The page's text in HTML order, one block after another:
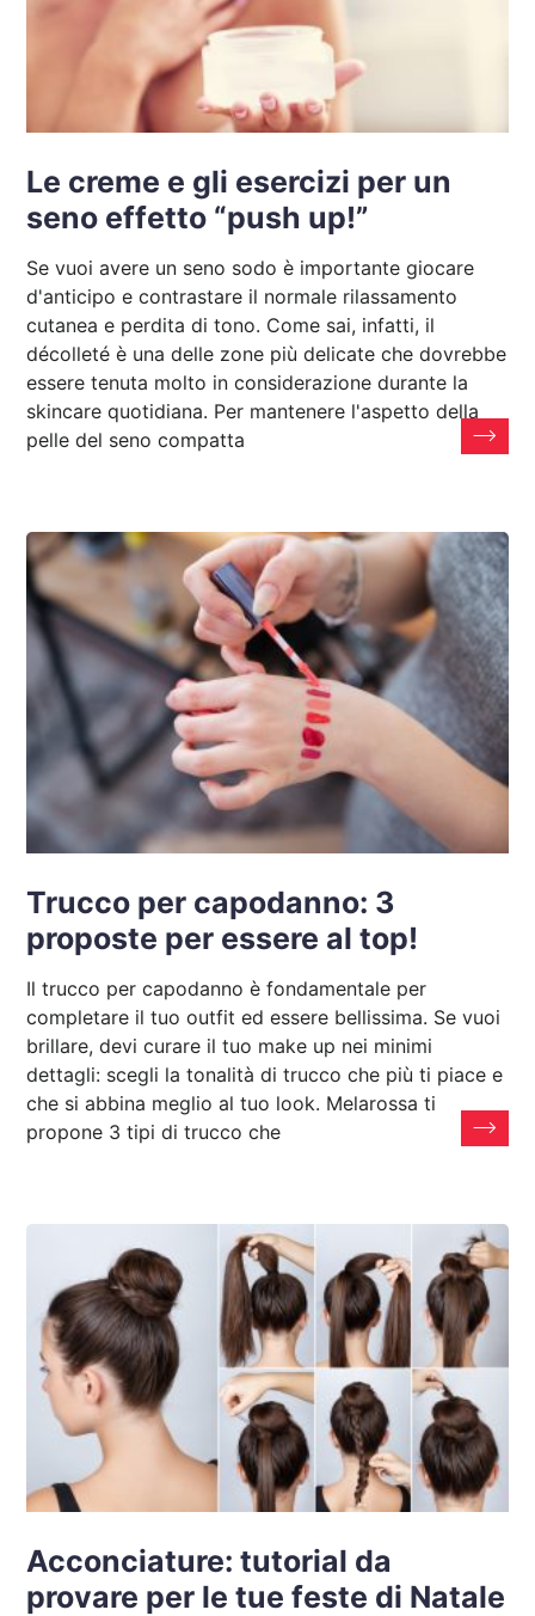
Le creme e gli esercizi per un
seno effetto “push up!”
Se vuoi avere un seno sodo è importante giocare
d'anticipo e contrastare il normale rilassamento
cutanea e perdita di tono. Come sai, infatti, il
décolleté è una delle zone più delicate che dovrebbe
essere tenuta molto in considerazione durante la
skincare quotidiana. Per mantenere l'aspetto della
pelle del seno compatta
Trucco per capodanno: 3
proposte per essere al top!
Il trucco per capodanno è fondamentale per
completare il tuo outfit ed essere bellissima. Se vuoi
brillare, devi curare il tuo make up nei minimi
dettagli: scegli la tonalità di trucco che più ti piace e
che si abbina meglio al tuo look. Melarossa ti
propone 3 tipi di trucco che
Acconciature: tutorial da
provare per le tue feste di Natale